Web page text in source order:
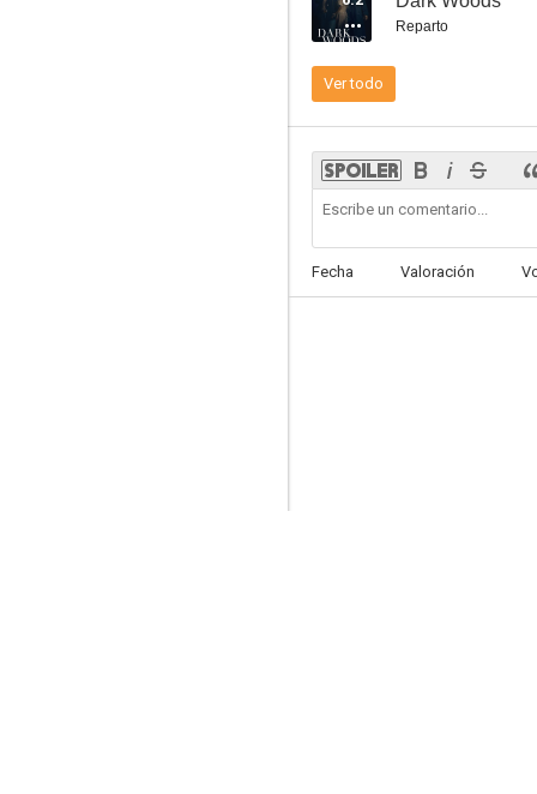
Reparto
Ver todo
Fecha Valoración